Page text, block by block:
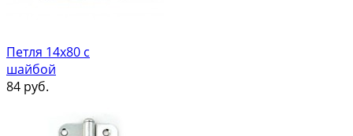
Петля 14х80 с
шайбой
84 руб.